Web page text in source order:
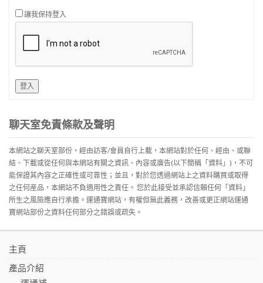
讓我保持登入
登入
聊天室免責條款及聲明
本網站之聊天室部份，經由訪客/會員自行上載，本網站對於任何、經由、或聯
結、下載或從任何與本網站有關之資訊、內容或廣告(以下簡稱「資料」)，不可
能保證其內容之正確性或可靠性；並且，對於您透過網站上之資料購買或取得
之任何産品，本網站不負適用性之責任。 您於此接受並承認信賴任何「資料」
所生之風險應自行承擔。運通寶網站，有權但無此義務，改善或更正網站運通
寶網站部份之資料任何部分之錯誤或疏失。
主頁
產品介紹